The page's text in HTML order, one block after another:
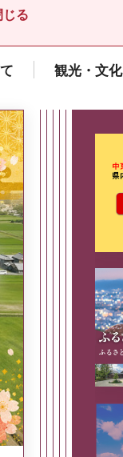
じる
観光・文
こ
より奈良」
政策集